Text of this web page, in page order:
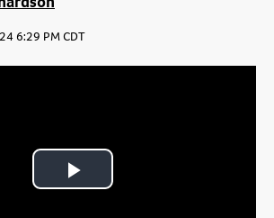
6:29 PM CDT
Play